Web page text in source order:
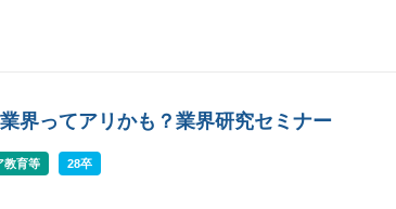
界ってアリかも？業界研究セミナー
教育等 28卒